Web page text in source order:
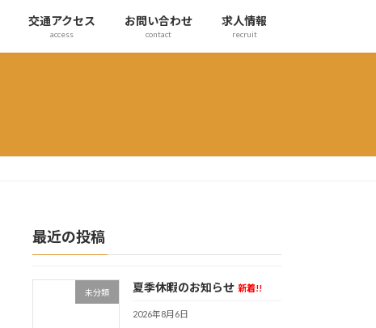
交通アクセス
access
お問い合わせ
contact
求人情報
recruit
最近の投稿
未分類 夏季休暇のお知らせ 新着!!
2026年8月6日